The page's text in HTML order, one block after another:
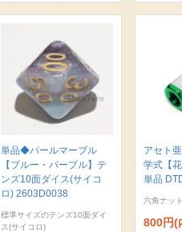
単品◆パールマーブル
【ブルー・パープル】テ
ンズ10面ダイス(サイコ
ロ) 2603D0038
標準サイズのテンズ10面ダイ
ス(サイコロ)
アセト
学式【
単品
六角ナット
800円(